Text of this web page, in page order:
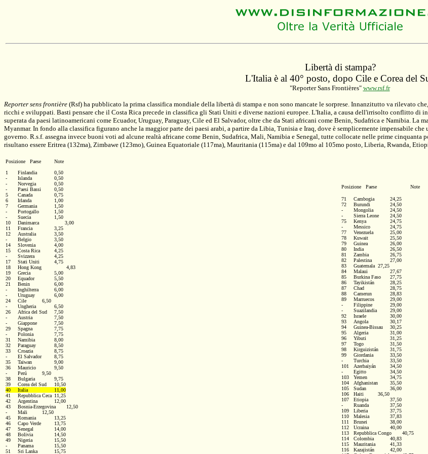
Libertà di stampa?
L'Italia è al 40° posto, dopo Cile e Corea del
"Reporter Sans Frontières" www.rsf.fr
Reporter sens frontière (Rsf) ha pubblicato la prima classifica mondiale della libertà di stampa e non sono mancate le sorprese. Innanzitutto va rilevato
ricchi e sviluppati. Basti pensare che il Costa Rica precede in classifica gli Stati Uniti e diverse nazioni europee. L'Italia, a causa dell'irrisolto conflitto di
superata da paesi latinoamericani come Ecuador, Uruguay, Paraguay, Cile ed El Salvador, oltre che da Stati africani come Benin, Sudafrica e Namibia.
Myanmar. In fondo alla classifica figurano anche la maggior parte dei paesi arabi, a partire da Libia, Tunisia e Iraq, dove è semplicemente impensabile
governo. R.s.f. assegna invece buoni voti ad alcune realtà africane come Benin, Sudafrica, Mali, Namibia e Senegal, tutte collocate nelle prime
risultano essere Eritrea (132ma), Zimbawe (123mo), Guinea Equatoriale (117ma), Mauritania (115ma) e dal 109mo al 105mo posto, Liberia, Rwanda,
Posizione 	Paese		Note
1 	Finlandia 		0,50
- 	Islanda 		0,50
- 	Norvegia 		0,50
- 	Paesi Bassi 	0,50
5 	Canada 		0,75
6 	Irlanda		1,00
7 	Germania	 	1,50
- 	Portogallo	 	1,50
- 	Suecia 		1,50
10 	Danimarca                 3,00
11 	Francia 		3,25
12 	Australia 		3,50
- 	Belgio		3,50
14 	Slovenia 		4,00
15 	Costa Rica   	4,25
- 	Svizzera	 	4,25
17 	Stati Uniti	 	4,75
18 	Hong Kong	 	4,83
19 	Grecia 		5,00
20 	Equador	 	5,50
21 	Benin 		6,00
- 	Inghilterra	 	6,00
- 	Uruguay 		6,00
24 	Cile		6,50
- 	Ungheria		6,50
26 	Africa del Sud 	7,50
- 	Austria 		7,50
- 	Giappone	 	7,50
29 	Spagna		7,75
- 	Polonia 		7,75
31 	Namibia 		8,00
32 	Paraguay 		8,50
33 	Croazia	 	8,75
- 	El Salvador 	8,75
35 	Taiwan 		9,00
36 	Mauricio 		9,50
- 	Perú		9,50
38 	Bulgaria 		9,75
40 	Italia 		11,00
41 	Repubblica Ceca 	11,25
42 	Argentina 		12,00
43 	Bosnia-Erzegovina 	12,50
- 	Mali 		12,50
45 	Romania 		13,25
46 	Capo Verde 	13,75
47 	Senegal 		14,00
48 	Bolivia 		14,50
49 	Nigeria 		15,50
- 	Panama	 	15,50
51 	Sri Lanka 		15,75
Posizione Paese Note
71 	Cambogia	 	24,25
72 	Burundi 		24,50
- 	Mongolia 		24,50
- 	Sierra Leone	24,50
75 	Kenya		24,75
- 	Messico	 	24,75
77 	Venezuela 		25,00
78 	Kuwait 		25,50
79 	Guinea 		26,00
80 	India 		26,50
81 	Zambia 		26,75
82 	Palestina 		27,00
83 	Guatemala 	27,25
84 	Malaui 		27,67
85 	Burkina Faso 	27,75
86 	Tayikistán 		28,25
87 	Chad 		28,75
88 	Camerun	 	28,83
89 	Marruecos 		29,00
- 	Filippine 		29,00
- 	Suazilandia 	29,00
92 	Israele		30,00
93 	Angola 		30,17
94 	Guinea-Bissau 	30,25
95 	Algeria  		31,00
96 	Yibuti 		31,25
97 	Togo 		31,50
98 	Kirguizistán 	31,75
99 	Giordania		33,50
- 	Turchia	 	33,50
101 	Azerbaiyán 	34,50
- 	Egitto		34,50
103 	Yemen 		34,75
104 	Afghanistan 	35,50
105 	Sudan		36,00
106 	Haiti		36,50
107 	Etiopia		37,50
- 	Ruanda 		37,50
109 	Liberia 		37,75
110 	Malesia 		37,83
111 	Brunei 		38,00
112 	Ucraina 		40,00
113 	Repubblica Congo 	40,75
114 	Colombia 		40,83
115 	Mauritania 		41,33
116 	Kazajistán 		42,00